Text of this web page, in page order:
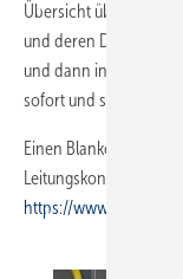
Übersicht über die
und deren
und dann in den
sofort und spart Zeit.
Einen Blanko-
Leitungskontrollen
https://www.sbz-